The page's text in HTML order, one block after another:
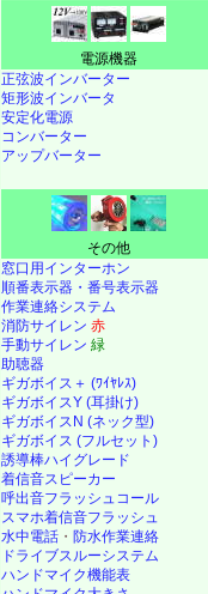
電源機器
正弦波インバーター
矩形波インバータ
安定化電源
コンバーター
アップバーター
その他
窓口用インターホン
順番表示器・番号表示器
作業連絡システム
消防サイレン 赤
手動サイレン 緑
助聴器
ギガボイス＋ (ﾜｲﾔﾚｽ)
ギガボイスY (耳掛け)
ギガボイスN (ネック型)
ギガボイス (フルセット)
誘導棒ハイグレード
着信音スピーカー
呼出音フラッシュコール
スマホ着信音フラッシュ
水中電話 ・ 防水作業連絡
ドライブスルーシステム
ハンドマイク機能表